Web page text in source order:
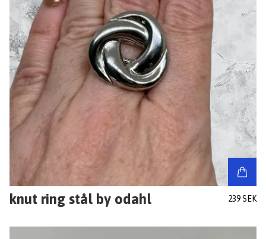
knut ring stål by odahl 239 SEK